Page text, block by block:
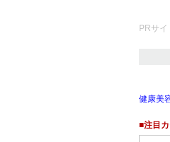
PRサイ
健康美
■注目